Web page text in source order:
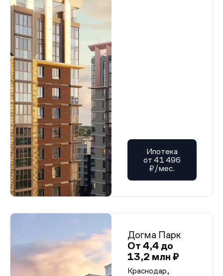
Ипотека
от 41 496
₽/мес.
Догма Парк
От 4,4 до
13,2 млн ₽
Краснодар,